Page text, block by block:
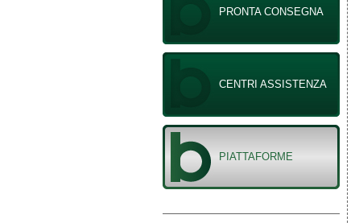
PRONTA CONSEGNA
CENTRI ASSISTENZA
PIATTAFORME